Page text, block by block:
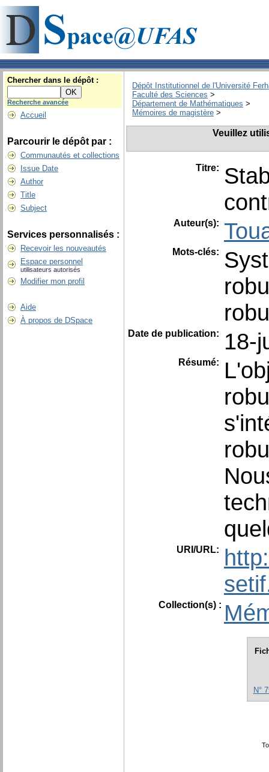
Chercher dans le dépôt :
Recherche avancée
Accueil
Parcourir le dépôt par :
Communautés et collections
Issue Date
Author
Title
Subject
Services personnalisés :
Recevoir les nouveautés
Espace personnel
utilisateurs autorisés
Modifier mon profil
Aide
À propos de DSpace
Dépôt Institutionnel de l'Université
Faculté des Sciences >
Département de Mathématiques >
Mémoires de magistère >
Veuillez
Titre:
Auteur(s):
Mots-clés:
Date de publication: 18-
Résumé:
URI/URL:
Collection(s) :
N°